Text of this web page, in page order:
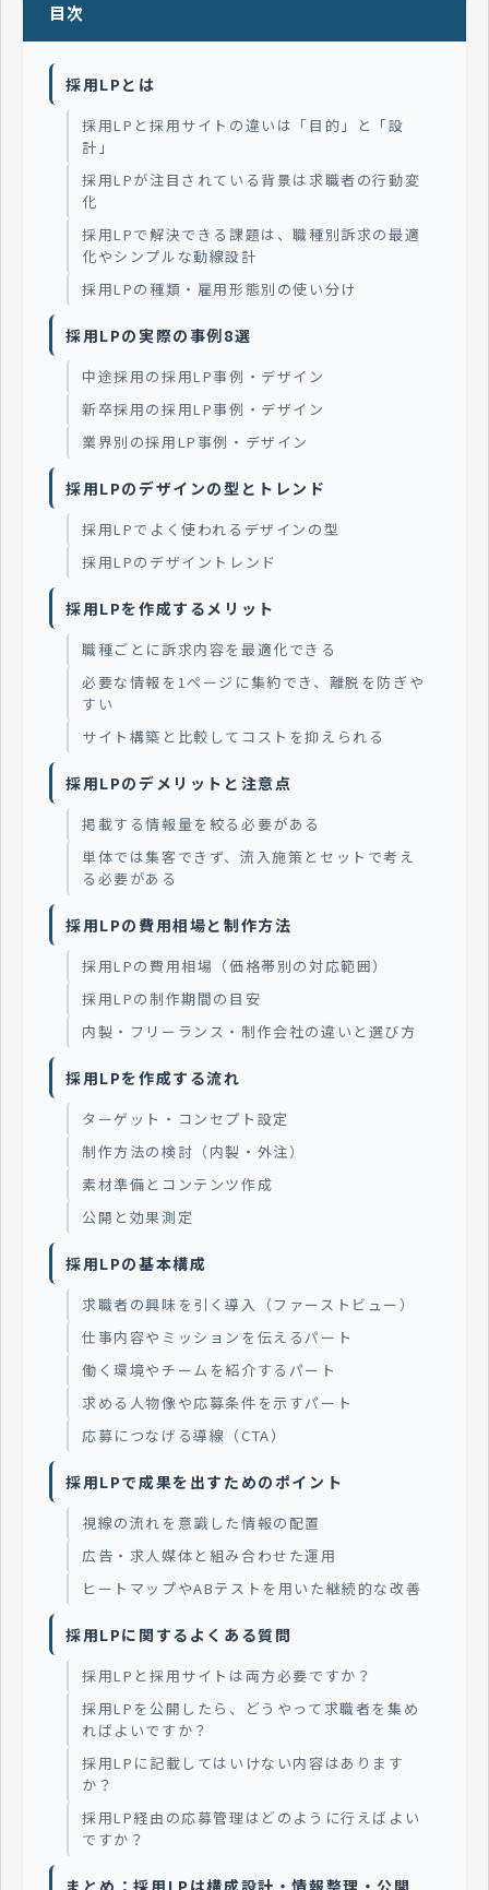
目次
採用LPとは
採用LPと採用サイトの違いは「目的」と「設
計」
採用LPが注目されている背景は求職者の行動変
化
採用LPで解決できる課題は、職種別訴求の最適
化やシンプルな動線設計
採用LPの種類・雇用形態別の使い分け
採用LPの実際の事例8選
中途採用の採用LP事例・デザイン
新卒採用の採用LP事例・デザイン
業界別の採用LP事例・デザイン
採用LPのデザインの型とトレンド
採用LPでよく使われるデザインの型
採用LPのデザイントレンド
採用LPを作成するメリット
職種ごとに訴求内容を最適化できる
必要な情報を1ページに集約でき、離脱を防ぎや
すい
サイト構築と比較してコストを抑えられる
採用LPのデメリットと注意点
掲載する情報量を絞る必要がある
単体では集客できず、流入施策とセットで考え
る必要がある
採用LPの費用相場と制作方法
採用LPの費用相場（価格帯別の対応範囲）
採用LPの制作期間の目安
内製・フリーランス・制作会社の違いと選び方
採用LPを作成する流れ
ターゲット・コンセプト設定
制作方法の検討（内製・外注）
素材準備とコンテンツ作成
公開と効果測定
採用LPの基本構成
求職者の興味を引く導入（ファーストビュー）
仕事内容やミッションを伝えるパート
働く環境やチームを紹介するパート
求める人物像や応募条件を示すパート
応募につなげる導線（CTA）
採用LPで成果を出すためのポイント
視線の流れを意識した情報の配置
広告・求人媒体と組み合わせた運用
ヒートマップやABテストを用いた継続的な改善
採用LPに関するよくある質問
採用LPと採用サイトは両方必要ですか？
採用LPを公開したら、どうやって求職者を集め
ればよいですか？
採用LPに記載してはいけない内容はあります
か？
採用LP経由の応募管理はどのように行えばよい
ですか？